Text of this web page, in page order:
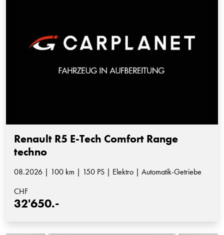
Renault R5 E-Tech Comfort Range
techno
08.2026 | 100 km | 150 PS | Elektro | Automatik-Getriebe
CHF
32'650.-